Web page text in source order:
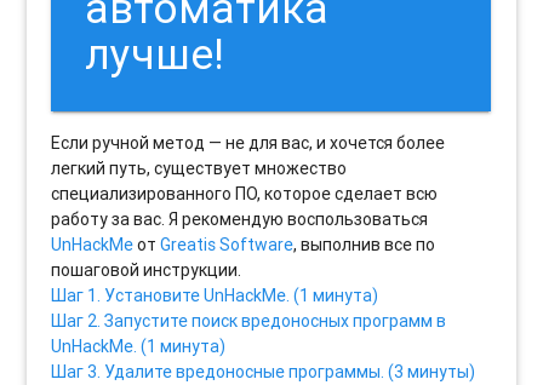
лучше!
Если ручной метод — не для вас, и хочется более
легкий путь, существует множество
специализированного ПО, которое сделает всю
работу за вас. Я рекомендую воспользоваться
UnHackMeотGreatis Software, выполнив все по
пошаговой инструкции.
Шаг 1. Установите UnHackMe. (1 минута)
Шаг 2. Запустите поиск вредоносных программ в
UnHackMe. (1 минута)
Шаг 3. Удалите вредоносные программы. (3 минуты)